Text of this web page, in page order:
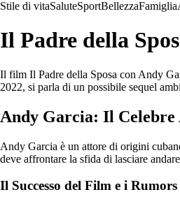
Stile di vitaSaluteSportBellezzaFamiglia
Il Padre della
Il film Il Padre della Sposa con Andy
2022, si parla di un possibile sequel
Andy Garcia: Il Celebre
Andy Garcia è un attore di origini
deve affrontare la sfida di lasciare
Il Successo del Film e i Rumors